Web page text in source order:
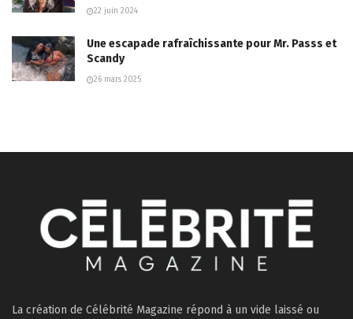
22 juin 2024
Une escapade rafraîchissante pour Mr. Passs et
Scandy
26 mars 2025
La création de Célébrité Magazine répond à un vide laissé ou